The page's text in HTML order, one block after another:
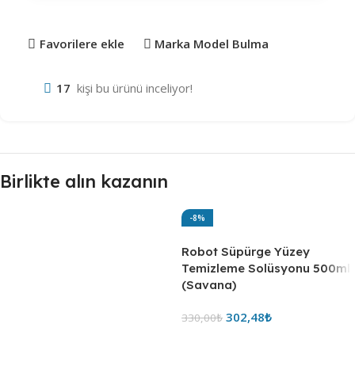
Favorilere ekle Marka Model Bulma
17 kişi bu ürünü inceliyor!
Birlikte alın kazanın
-8%
Robot Süpürge Yüzey
Temizleme Solüsyonu 500ml
(Savana)
330,00₺ 302,48₺